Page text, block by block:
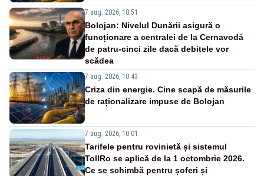
7 aug. 2026, 10:51
Bolojan: Nivelul Dunării asigură o
funcționare a centralei de la Cernavodă
de patru-cinci zile dacă debitele vor
scădea
7 aug. 2026, 10:43
Criza din energie. Cine scapă de măsurile
de raționalizare impuse de Bolojan
7 aug. 2026, 10:01
Tarifele pentru rovinietă și sistemul
TollRo se aplică de la 1 octombrie 2026.
Ce se schimbă pentru șoferi și